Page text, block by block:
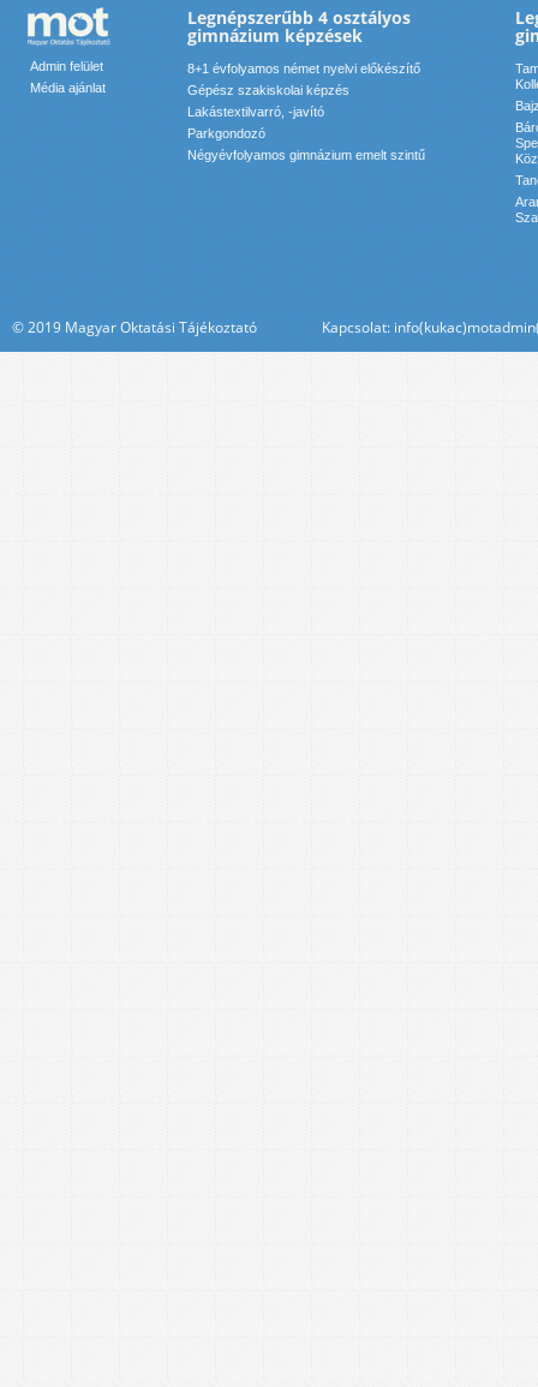
Admin felület
Média ajánlat
Legnépszerűbb 4 osztályos
gimnázium képzések
8+1 évfolyamos német nyelvi előkészítő
Gépész szakiskolai képzés
Lakástextilvarró, -javító
Parkgondozó
Négyévfolyamos gimnázium emelt szintű
© 2019 Magyar Oktatási Tájékoztató Kapcsolat: